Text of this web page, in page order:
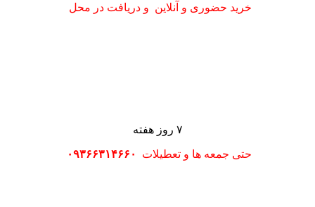
خرید حضوری و آنلاین و دریافت در محل
۷ روز هفته
حتی جمعه ها و تعطیلات ۰۹۳۶۶۳۱۴۶۶۰